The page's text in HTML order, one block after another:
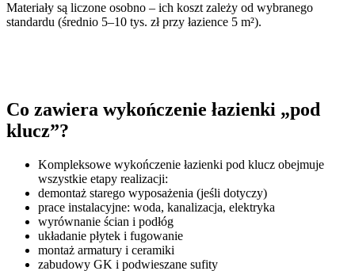
Materiały są liczone osobno – ich koszt zależy od wybranego
standardu (średnio 5–10 tys. zł przy łazience 5 m²).
Co zawiera wykończenie łazienki „pod
klucz”?
Kompleksowe wykończenie łazienki pod klucz obejmuje
wszystkie etapy realizacji:
demontaż starego wyposażenia (jeśli dotyczy)
prace instalacyjne: woda, kanalizacja, elektryka
wyrównanie ścian i podłóg
układanie płytek i fugowanie
montaż armatury i ceramiki
zabudowy GK i podwieszane sufity